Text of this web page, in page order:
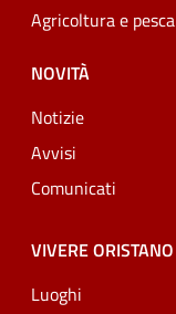
Agricoltura e pesca
NOVITÀ
Notizie
Avvisi
Comunicati
VIVERE ORISTANO
Luoghi